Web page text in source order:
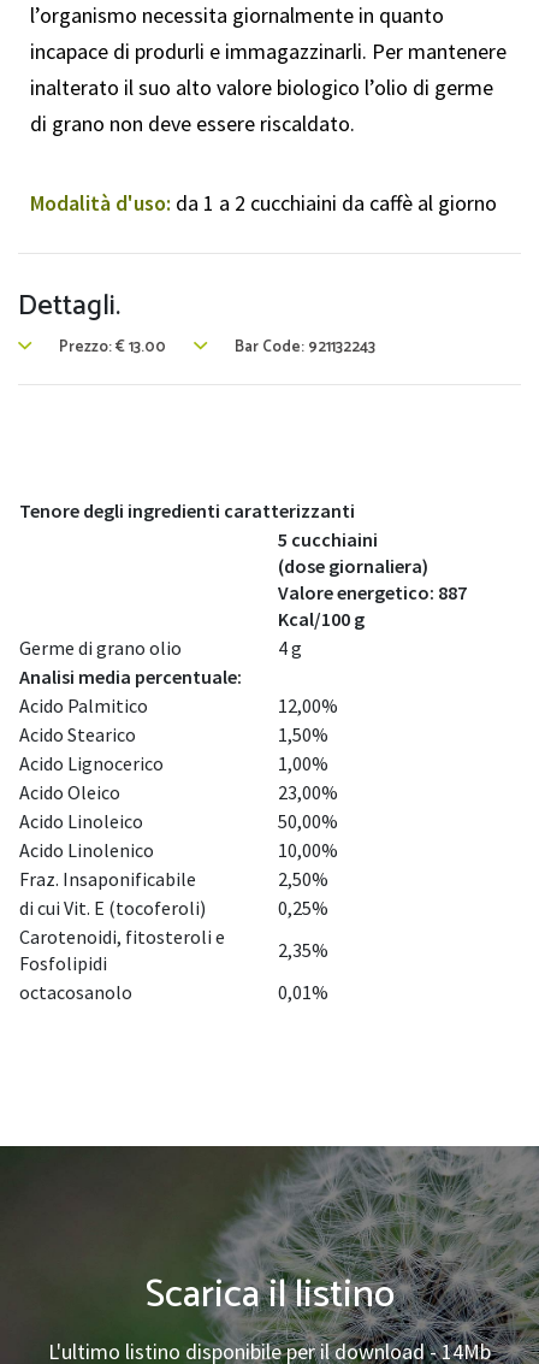
l’organismo necessita giornalmente in quanto
incapace di produrli e immagazzinarli. Per mantenere
inalterato il suo alto valore biologico l’olio di germe
di grano non deve essere riscaldato.
Modalità d'uso: da 1 a 2 cucchiaini da caffè al giorno
Dettagli.
Prezzo:€13.00 Bar Code: 921132243
Tenore degli ingredienti caratterizzanti
5 cucchiaini
(dose giornaliera)
Valore energetico: 887
Kcal/100 g
Germe di grano olio
4 g
Analisi media percentuale:
Acido Palmitico
12,00%
Acido Stearico
1,50%
Acido Lignocerico
1,00%
Acido Oleico
23,00%
Acido Linoleico
50,00%
Acido Linolenico
10,00%
Fraz. Insaponificabile
2,50%
di cui Vit. E (tocoferoli)
0,25%
Carotenoidi, fitosteroli e
Fosfolipidi
2,35%
octacosanolo
0,01%
Scarica il listino
L'ultimo listino disponibile per il download - 14Mb